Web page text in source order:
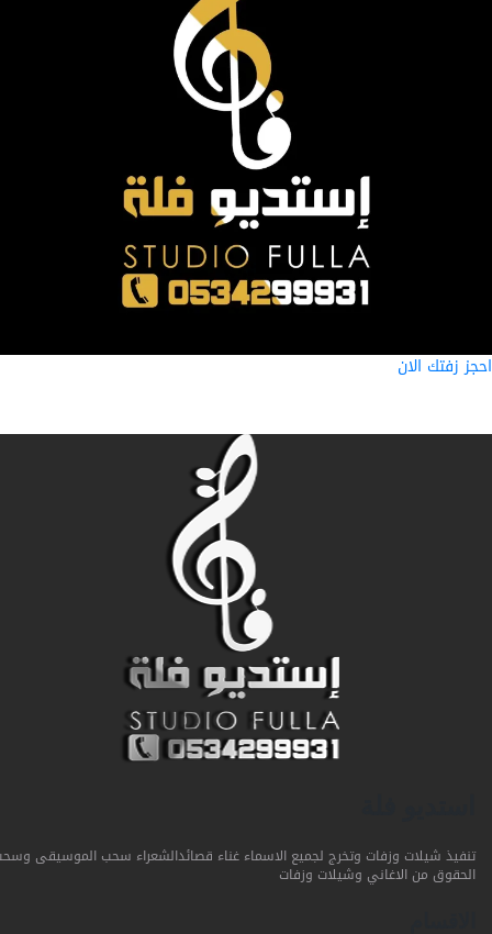
زفتك الان
تنفيذ شيلات وزفات وتخرج لجميع الاسماء غناء قصائدالشعراء سحب الموسيقى وسحب
الحقوق من الاغاني وشيلات وزفات